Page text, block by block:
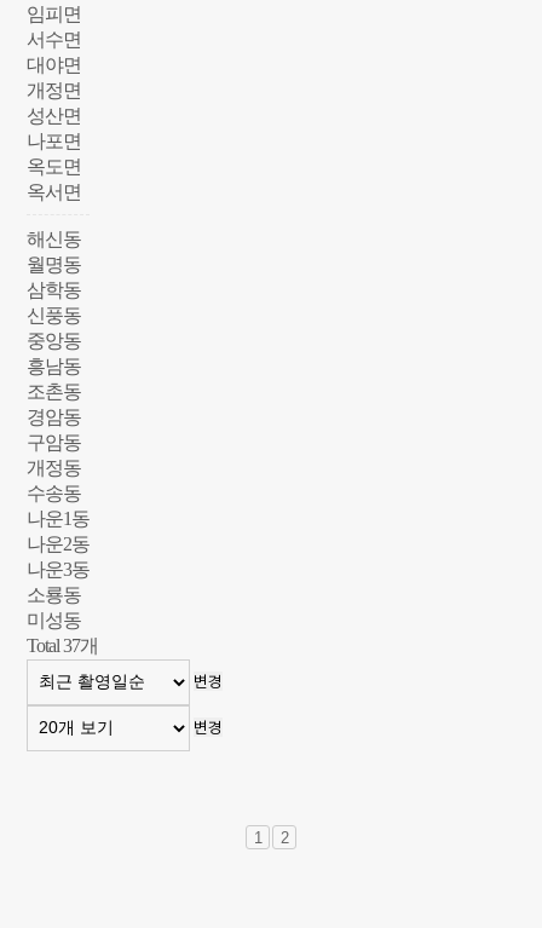
임피면
서수면
대야면
개정면
성산면
나포면
옥도면
옥서면
해신동
월명동
삼학동
신풍동
중앙동
흥남동
조촌동
경암동
구암동
개정동
수송동
나운1동
나운2동
나운3동
소룡동
미성동
Total37개
변경
변경
1 2